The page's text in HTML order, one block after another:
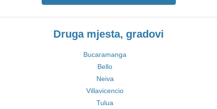
Druga mjesta, gradovi
Bucaramanga
Bello
Neiva
Villavicencio
Tulua